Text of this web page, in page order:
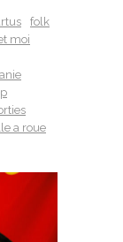
folk
moi
a roue